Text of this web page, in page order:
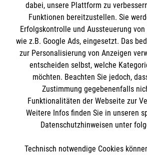
Angebote und Leistungen
Unsere Kurse
Mitarbeiten &Stellenangebote
Informationen
Kontakt
Impressum
Datenschutz
Malteser online
Malteser online
Malteserorden
Malteser Jugend
Mediathek
Spendenkonto
Spendenkonto
Soziale Netzwerke
dabei, unsere Plattform zu
Funktionen bereitzustellen. Sie
Erfolgskontrolle und Aussteuerung von
wie z.B. Google Ads, eingesetzt. Das
zur Personalisierung von Anzeigen
entscheiden selbst, welche
möchten. Beachten Sie jedoch,
Zustimmung gegebenenfalls
Funktionalitäten der Webseite zur
Weitere Infos finden Sie in unseren
Datenschutzhinweisen unter
Technisch notwendige Cookies